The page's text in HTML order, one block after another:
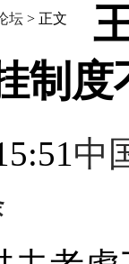
坛 > 正文
制
中